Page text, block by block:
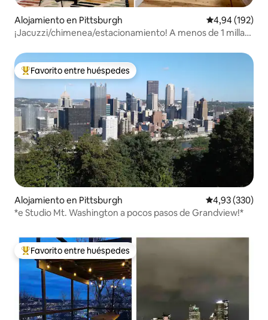
Alojamiento en Pittsburgh Calificación
4,94 (192)
¡Jacuzzi/chimenea/estacionamiento! A menos de 1 milla
Favorito entre los huéspedes más destacados
Favorito entre huéspedes
Alojamiento en Pittsburgh Calificación
4,93 (330)
*e Studio Mt. Washington a pocos pasos de Grandview!*
Favorito entre los huéspedes más destacados
Favorito entre huéspedes